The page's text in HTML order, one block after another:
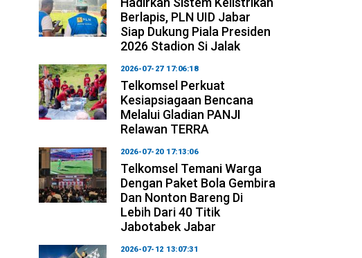
Berlapis, PLN UID Jabar
Siap Dukung Piala Presiden
2026 Stadion Si Jalak
2026-07-27 17:06:18
Telkomsel Perkuat
Kesiapsiagaan Bencana
Melalui Gladian PANJI
Relawan TERRA
2026-07-20 17:13:06
Telkomsel Temani Warga
Dengan Paket Bola Gembira
Dan Nonton Bareng Di
Lebih Dari 40 Titik
Jabotabek Jabar
2026-07-12 13:07:31